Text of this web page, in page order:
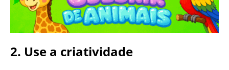
2. Use a criatividade